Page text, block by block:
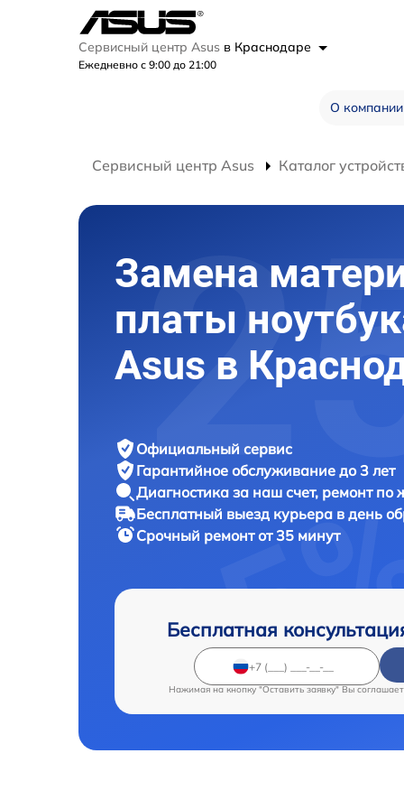
Сервисный центр Asus в Краснодаре
Ежедневно с 9:00 до 21:00
О компании
Сервисный центр Asus Каталог
Замена
платы
Asus в
Официальный сервис
Гарантийное обслуживание до 3 лет
Диагностика за наш счет, ремонт по
Бесплатный выезд курьера в день
Срочный ремонтот 35 минут
Бесплатная
Нажимая на кнопку "Оставить заявку" Вы